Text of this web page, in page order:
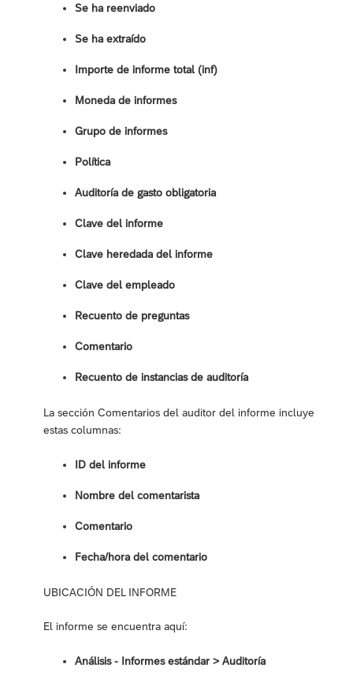
Se ha reenviado
Se ha extraído
Importe de informe total (inf)
Moneda de informes
Grupo de informes
Política
Auditoría de gasto obligatoria
Clave del informe
Clave heredada del informe
Clave del empleado
Recuento de preguntas
Comentario
Recuento de instancias de auditoría
La sección Comentarios del auditor del informe incluye
estas columnas:
ID del informe
Nombre del comentarista
Comentario
Fecha/hora del comentario
UBICACIÓN DEL INFORME
El informe se encuentra aquí:
Análisis - Informes estándar > Auditoría